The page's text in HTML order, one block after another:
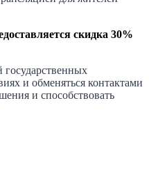
скидка 30%
государственных
и обменяться контактами
и способствовать